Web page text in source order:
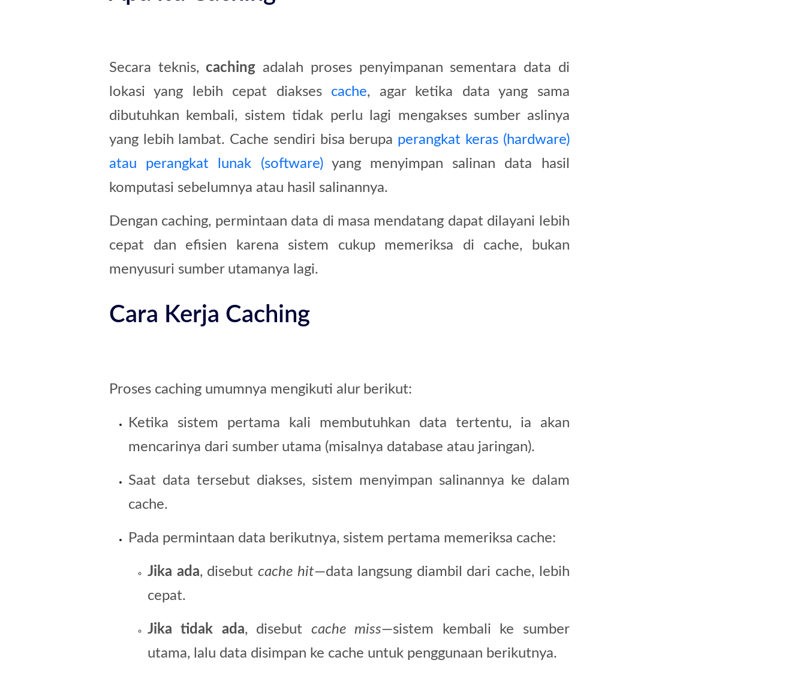
Secara teknis,caching adalah proses penyimpanan sementara data di
lokasi yang lebih cepat diakses cache, agar ketika data yang sama
dibutuhkan kembali, sistem tidak perlu lagi mengakses sumber aslinya
yang lebih lambat. Cache sendiri bisa berupa perangkat keras (hardware)
atau perangkat lunak (software)yang menyimpan salinan data hasil
komputasi sebelumnya atau hasil salinannya.
Dengan caching, permintaan data di masa mendatang dapat dilayani lebih
cepat dan efisien karena sistem cukup memeriksa di cache, bukan
menyusuri sumber utamanya lagi.
Cara Kerja Caching
Proses caching umumnya mengikuti alur berikut:
Ketika sistem pertama kali membutuhkan data tertentu, ia akan
mencarinya dari sumber utama (misalnya database atau jaringan).
Saat data tersebut diakses, sistem menyimpan salinannya ke dalam
cache.
Pada permintaan data berikutnya, sistem pertama memeriksa cache:
Jika ada, disebut cache hit—data langsung diambil dari cache, lebih
cepat.
Jika tidak ada, disebut cache miss—sistem kembali ke sumber
utama, lalu data disimpan ke cache untuk penggunaan berikutnya.